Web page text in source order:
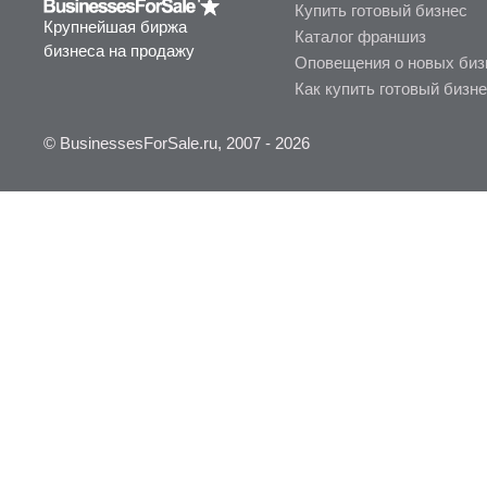
Крупнейшая биржа
бизнеса на продажу
Купить готовый бизнес
Каталог франшиз
Оповещения о новых
Как купить готовый
© BusinessesForSale.ru, 2007 - 2026